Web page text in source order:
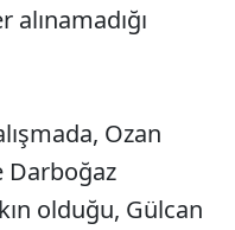
Ozan
Darboğaz
olduğu, Gülcan